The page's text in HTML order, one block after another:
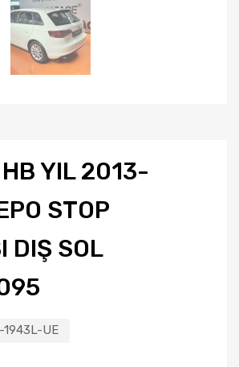
YIL 2013-
STOP
DIŞ SOL
1943L-UE